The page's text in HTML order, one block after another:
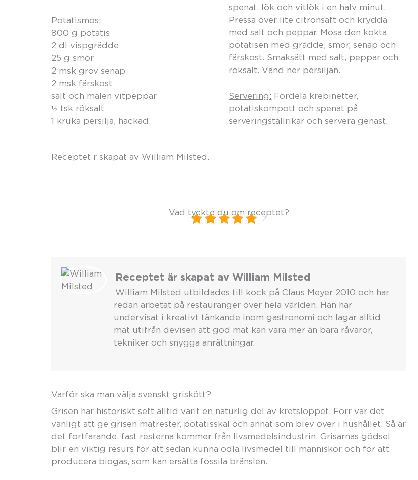
Potatismos:
800 g potatis
2 dl vispgrädde
25 g smör
2 msk grov senap
2 msk färskost
salt och malen vitpeppar
½ tsk röksalt
1 kruka persilja, hackad
spenat, lök och vitlök i en halv minut.
Pressa över lite citronsaft och krydda
med salt och peppar. Mosa den kokta
potatisen med grädde, smör, senap och
färskost. Smaksätt med salt, peppar och
röksalt. Vänd ner persiljan.
Servering: Fördela krebinetter,
potatiskompott och spenat på
serveringstallrikar och servera genast.
Receptet r skapat av William Milsted.
Vad tyckte du om receptet?
2
Receptet är skapat av William Milsted
William Milsted utbildades till kock på Claus Meyer 2010 och har
redan arbetat på restauranger över hela världen. Han har
undervisat i kreativt tänkande inom gastronomi och lagar alltid
mat utifrån devisen att god mat kan vara mer än bara råvaror,
tekniker och snygga anrättningar.
Varför ska man välja svenskt griskött?
Grisen har historiskt sett alltid varit en naturlig del av kretsloppet. Förr var det
vanligt att ge grisen matrester, potatisskal och annat som blev över i hushållet. Så är
det fortfarande, fast resterna kommer från livsmedelsindustrin. Grisarnas gödsel
blir en viktig resurs för att sedan kunna odla livsmedel till människor och för att
producera biogas, som kan ersätta fossila bränslen.